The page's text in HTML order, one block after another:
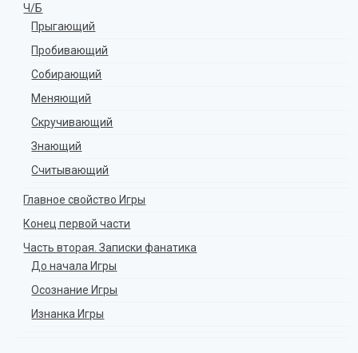
Ч/Б
Прыгающий
Пробивающий
Собирающий
Меняющий
Скручивающий
Знающий
Считывающий
Главное свойство Игры
Конец первой части
Часть вторая. Записки фанатика
До начала Игры
Осознание Игры
Изнанка Игры